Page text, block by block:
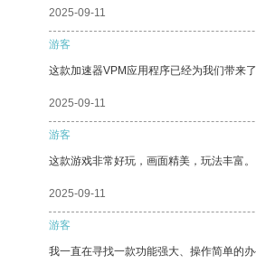
2025-09-11
游客
这款加速器VPM应用程序已经为我们带来
2025-09-11
游客
这款游戏非常好玩，画面精美，玩法丰富。
2025-09-11
游客
我一直在寻找一款功能强大、操作简单的